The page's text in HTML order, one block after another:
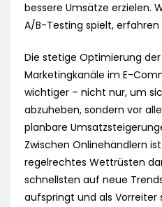
bessere Umsätze erzielen.
A/B-Testing spielt, erfahren
Die stetige Optimierung
Marketingkanäle im E-
wichtiger – nicht nur, um
abzuheben, sondern vor
planbare
Zwischen Onlinehändlern
regelrechtes Wettrüsten
schnellsten auf neue
aufspringt und als Vorreiter